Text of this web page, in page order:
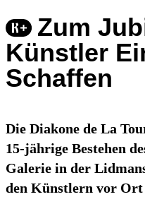
Zum
Künstler
Schaffen
Die Diakone de La
15-jährige Bestehen
Galerie in der
den Künstlern vor Ort